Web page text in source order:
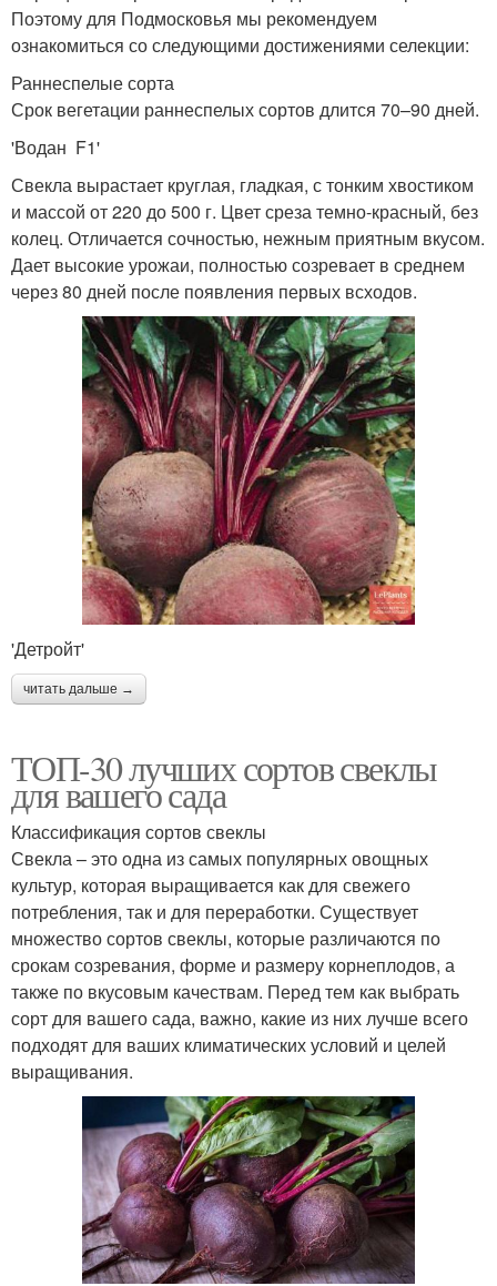
Поэтому для Подмосковья мы рекомендуем
ознакомиться со следующими достижениями селекции:
Раннеспелые сорта
Срок вегетации раннеспелых сортов длится 70–90 дней.
'Водан F1'
Свекла вырастает круглая, гладкая, с тонким хвостиком
и массой от 220 до 500 г. Цвет среза темно-красный, без
колец. Отличается сочностью, нежным приятным вкусом.
Дает высокие урожаи, полностью созревает в среднем
через 80 дней после появления первых всходов.
'Детройт'
читать дальше →
ТОП-30 лучших сортов свеклы
для вашего сада
Классификация сортов свеклы
Свекла – это одна из самых популярных овощных
культур, которая выращивается как для свежего
потребления, так и для переработки. Существует
множество сортов свеклы, которые различаются по
срокам созревания, форме и размеру корнеплодов, а
также по вкусовым качествам. Перед тем как выбрать
сорт для вашего сада, важно, какие из них лучше всего
подходят для ваших климатических условий и целей
выращивания.